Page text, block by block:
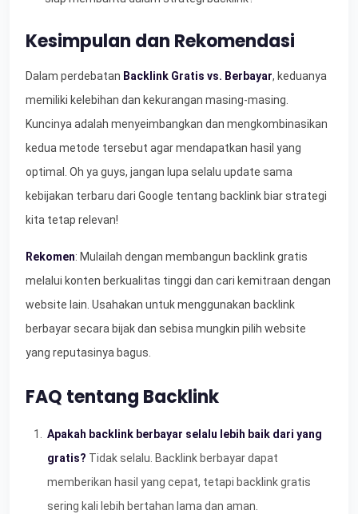
Kesimpulan dan Rekomendasi
Dalam perdebatan Backlink Gratis vs. Berbayar, keduanya
memiliki kelebihan dan kekurangan masing-masing.
Kuncinya adalah menyeimbangkan dan mengkombinasikan
kedua metode tersebut agar mendapatkan hasil yang
optimal. Oh ya guys, jangan lupa selalu update sama
kebijakan terbaru dari Google tentang backlink biar strategi
kita tetap relevan!
Rekomen: Mulailah dengan membangun backlink gratis
melalui konten berkualitas tinggi dan cari kemitraan dengan
website lain. Usahakan untuk menggunakan backlink
berbayar secara bijak dan sebisa mungkin pilih website
yang reputasinya bagus.
FAQ tentang Backlink
Apakah backlink berbayar selalu lebih baik dari yang
gratis? Tidak selalu. Backlink berbayar dapat
memberikan hasil yang cepat, tetapi backlink gratis
sering kali lebih bertahan lama dan aman.